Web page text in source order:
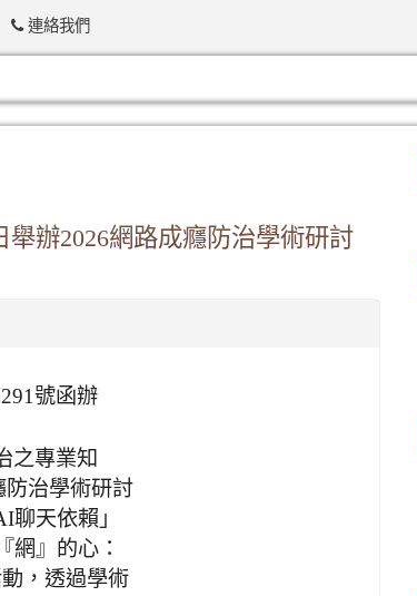
連絡我們
辦2026網路成癮防治學術研討
號函辦
之專業知
防治學術研討
天依賴」
網』的心：
，透過學術